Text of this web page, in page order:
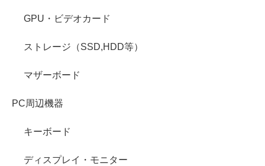
GPU・ビデオカード
ストレージ（SSD,HDD等）
マザーボード
PC周辺機器
キーボード
ディスプレイ・モニター